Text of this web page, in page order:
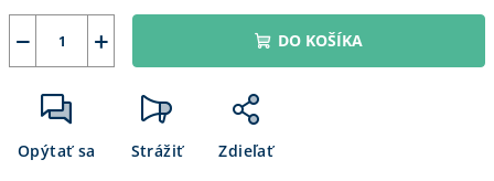
+
− DO KOŠÍKA
Opýtať sa Strážiť Zdieľať